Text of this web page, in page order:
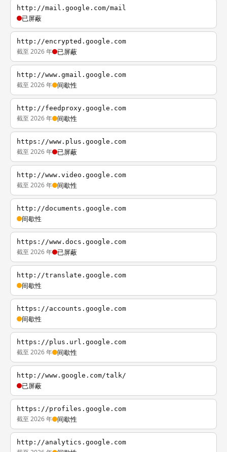
http://mail.google.com/mail
已屏蔽
http://encrypted.google.com
截至 2026 年 已屏蔽
http://www.gmail.google.com
截至 2026 年 间歇性
http://feedproxy.google.com
截至 2026 年 间歇性
https://www.plus.google.com
截至 2026 年 已屏蔽
http://www.video.google.com
截至 2026 年 间歇性
http://documents.google.com
间歇性
https://www.docs.google.com
截至 2026 年 已屏蔽
http://translate.google.com
间歇性
https://accounts.google.com
间歇性
https://plus.url.google.com
截至 2026 年 间歇性
http://www.google.com/talk/
已屏蔽
https://profiles.google.com
截至 2026 年 间歇性
http://analytics.google.com